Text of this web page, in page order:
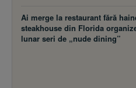
Ai merge la restaurant fără
steakhouse din Florida
lunar seri de „nude dining”